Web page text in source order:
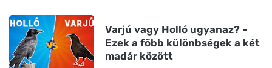
Varjú vagy Holló ugyanaz? -
Ezek a főbb különbségek a két
madár között